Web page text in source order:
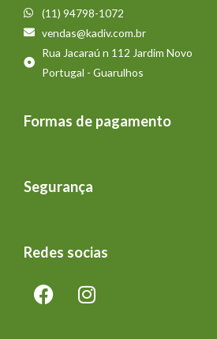
(11) 94798-1072
vendas@kadiv.com.br
Rua Jacaraú n 112 Jardim Novo
Portugal - Guarulhos
Formas de pagamento
Segurança
Redes socias